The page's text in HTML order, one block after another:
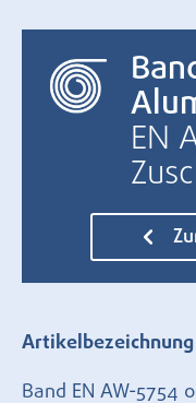
EN
Artikelbezeichnung
Band EN AW-5754